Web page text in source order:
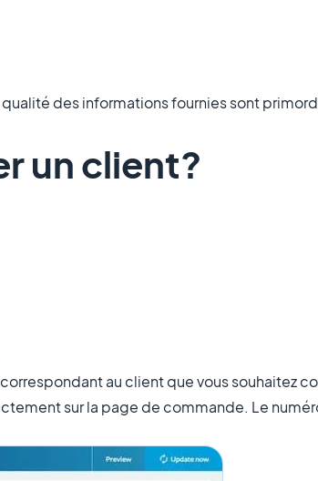
des informations fournies sont
un client?
au client que vous souhaitez
sur la page de commande. Le